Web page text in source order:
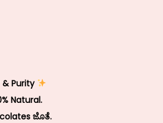
& Purity
Natural.
ಜೊತೆ.